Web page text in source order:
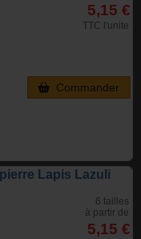
5,15 €
TTC l'unite
Commander
Lapis Lazuli
6 tailles
à partir de
5,15 €